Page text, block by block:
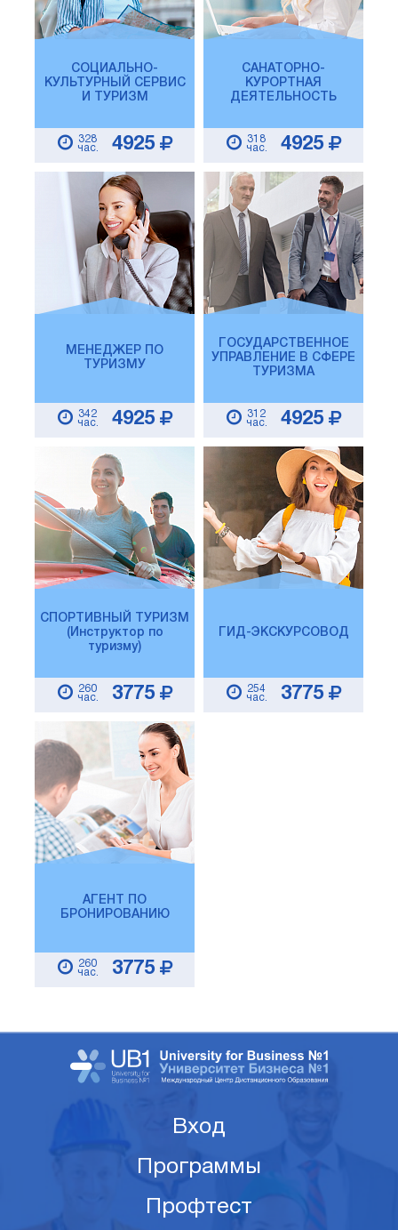
СОЦИАЛЬНО-
КУЛЬТУРНЫЙ СЕРВИС
И ТУРИЗМ
328
час.
4925
САНАТОРНО-
КУРОРТНАЯ
ДЕЯТЕЛЬНОСТЬ
318
час.
4925
МЕНЕДЖЕР ПО
ТУРИЗМУ
342
час.
4925
ГОСУДАРСТВЕННОЕ
УПРАВЛЕНИЕ В СФЕРЕ
ТУРИЗМА
312
час.
4925
СПОРТИВНЫЙ ТУРИЗМ
(Инструктор по
туризму)
260
час.
3775
ГИД-ЭКСКУРСОВОД
254
час.
3775
АГЕНТ ПО
БРОНИРОВАНИЮ
260
час.
3775
Вход
Программы
Профтест